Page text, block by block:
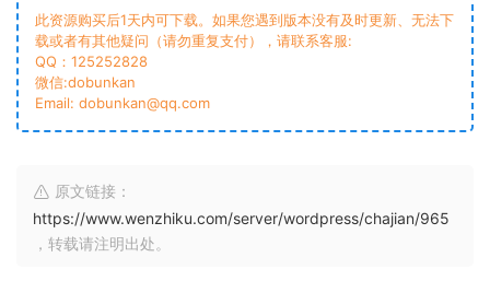
此资源购买后1天内可下载。如果您遇到版本没有及时更新、无法下
载或者有其他疑问（请勿重复支付），请联系客服:
QQ：125252828
微信:dobunkan
Email: dobunkan@qq.com
原文链接：
https://www.wenzhiku.com/server/wordpress/chajian/965
，转载请注明出处。